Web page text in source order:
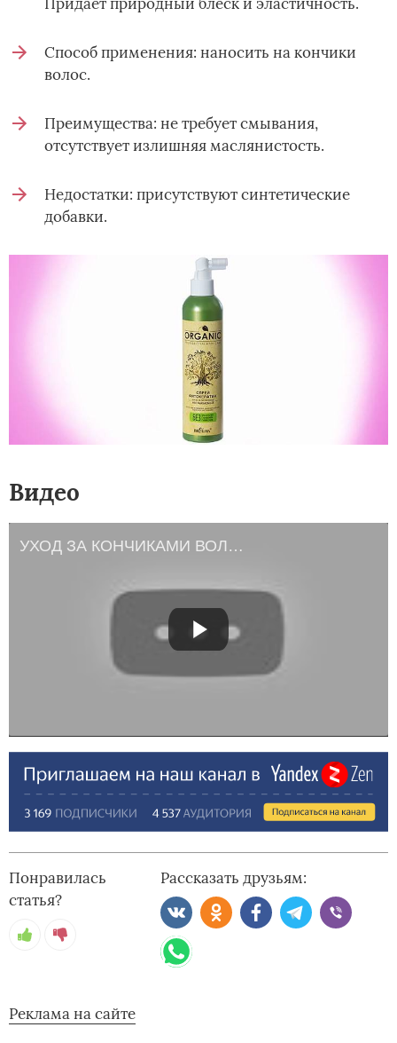
Способ применения: наносить на кончики
волос.
Преимущества: не требует смывания,
отсутствует излишняя маслянистость.
Недостатки: присутствуют синтетические
добавки.
Видео
УХОД ЗА КОНЧИКАМИ ВОЛОС
Понравилась
статья?
Рассказать друзьям:
Реклама на сайте